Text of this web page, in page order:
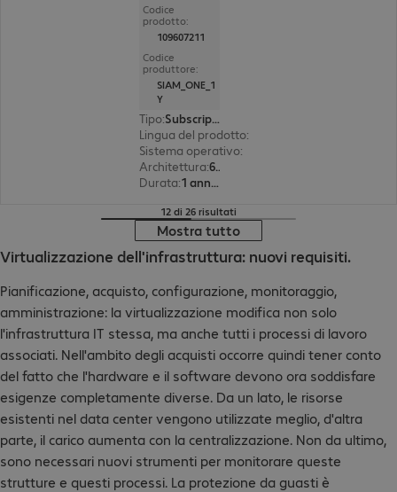
Codice
prodotto:
109607211
Codice
produttore:
SIAM_ONE_1
Y
Tipo:
Subscription
Lingua del prodotto:
Sistema operativo:
Architettura: 64 bit
Durata: 1 anno(i)
12 di 26 risultati
Mostra tutto
Virtualizzazione dell'infrastruttura: nuovi requisiti.
Pianificazione, acquisto, configurazione, monitoraggio,
amministrazione: la virtualizzazione modifica non solo
l'infrastruttura IT stessa, ma anche tutti i processi di lavoro
associati. Nell'ambito degli acquisti occorre quindi tener conto
del fatto che l'hardware e il software devono ora soddisfare
esigenze completamente diverse. Da un lato, le risorse
esistenti nel data center vengono utilizzate meglio, d'altra
parte, il carico aumenta con la centralizzazione. Non da ultimo,
sono necessari nuovi strumenti per monitorare queste
strutture e questi processi. La protezione da guasti è